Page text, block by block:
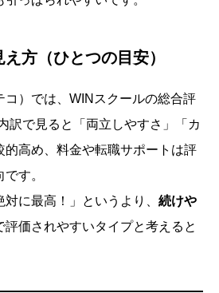
方（ひとつの目安）
コ）では、WINスクールの総合評
訳で見ると「両立しやすさ」「カ
的高め、料金や転職サポートは評
す。
に最高！」というより、 続けや
評価されやすいタイプと考えると